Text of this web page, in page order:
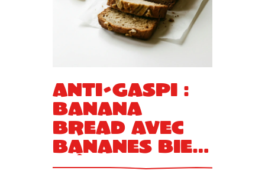
Anti-gaspi :
banana
bread avec
bananes bien
mûres